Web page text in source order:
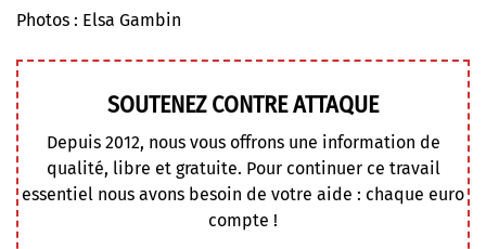
Photos : Elsa Gambin
SOUTENEZ CONTRE ATTAQUE
Depuis 2012, nous vous offrons une information de
qualité, libre et gratuite. Pour continuer ce travail
essentiel nous avons besoin de votre aide : chaque euro
compte !